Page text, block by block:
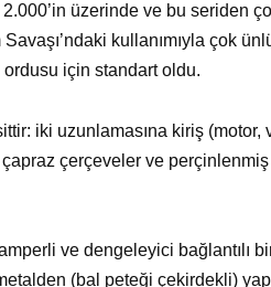
üzerinde ve bu seriden
kullanımıyla çok
için standart oldu.
iki uzunlamasına kiriş
çerçeveler ve
ve dengeleyici bağlantılı
(bal peteği çekirdekli)